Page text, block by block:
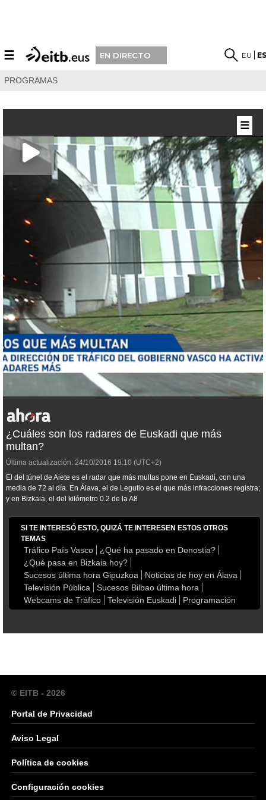
☰ EN DIRECTO EU
PROGRAMAS
¿Cuáles son los radares de Euskadi que más
multan?
Última actualización: 24/10/2016 19:10 (UTC+2)
El del túnel de Aiete es el radar que más multas pone en Euskadi, con una
media de 72 al día. En Álava, el de Legutio es el que más infracciones registra;
y en Bizkaia, el del kilómetro 0.2 de la A8
SI TE INTERESÓ ESTO, QUIZÁ TE INTERESEN ESTOS OTROS
TEMAS
Tráfico País Vasco
¿Qué ha pasado en Donostia?
¿Qué pasa en Bizkaia hoy?
Sucesos última hora Gipuzkoa
Noticias de hoy en Álava
Televisión Pública
Sucesos Bilbao última hora
Webcams de Tráfico
Televisión Euskadi Programación
☰
© EITB - 2026
Portal de Privacidad
Aviso Legal
Política de cookies
Configuración cookies